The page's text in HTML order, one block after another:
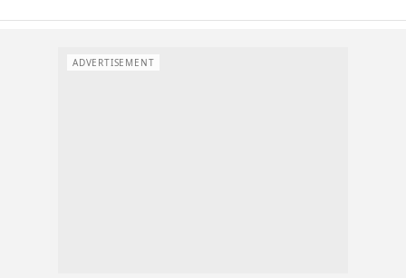
ADVERTISEMENT